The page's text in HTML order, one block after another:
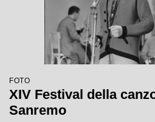
FOTO
XIV Festival della
Sanremo